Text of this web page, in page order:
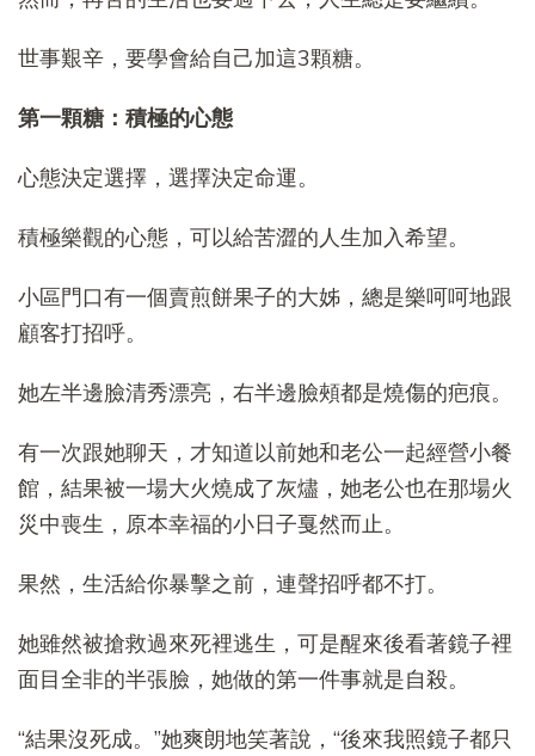
世事艱辛，要學會給自己加這3顆糖。
第一顆糖：積極的心態
心態決定選擇，選擇決定命運。
積極樂觀的心態，可以給苦澀的人生加入希望。
小區門口有一個賣煎餅果子的大姊，總是樂呵呵地跟
顧客打招呼。
她左半邊臉清秀漂亮，右半邊臉頰都是燒傷的疤痕。
有一次跟她聊天，才知道以前她和老公一起經營小餐
館，結果被一場大火燒成了灰燼，她老公也在那場火
災中喪生，原本幸福的小日子戛然而止。
果然，生活給你暴擊之前，連聲招呼都不打。
她雖然被搶救過來死裡逃生，可是醒來後看著鏡子裡
面目全非的半張臉，她做的第一件事就是自殺。
“結果沒死成。”她爽朗地笑著說，“後來我照鏡子都只